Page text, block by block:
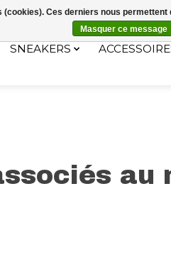
-10% avec le code "4MILKZOO"
SNEAKERS
au
Ces derniers nous
Masquer ce message